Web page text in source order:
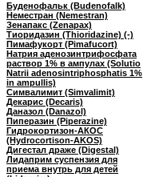
Буденофальк (Budenofalk)
Неместран (Nemestran)
Зенапакс (Zenapax)
Тиоридазин (Thioridazine) (-)
Пимафукорт (Pimafucort)
Натрия аденозинтрифосфата
раствор 1% в ампулах (Solutio
Natrii adenosintriphosphatis 1%
in ampullis)
Симвалимит (Simvalimit)
Декарис (Decaris)
Даназол (Danazol)
Пиперазин (Piperazine)
Гидрокортизон-АКОС
(Hydrocortison-AKOS)
Дигестал драже (Digestal)
Лидаприм суспензия для
приема внутрь для детей